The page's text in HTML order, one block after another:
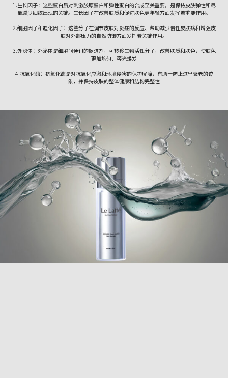
1.生长因子：这些蛋白质对刺激胶原蛋白和弹性蛋白的合成至关重要，是保持皮肤弹性和尽
量减少细纹出现的关键。生长因子在改善肤质和促进肤色更年轻方面发挥着重要作用。
2.细胞因子和趋化因子：这些分子在调节皮肤对炎症的反应、帮助减少慢性皮肤病和增强皮
肤对外部压力的自然防御方面发挥着关键作用。
3.外泌体：外泌体是细胞间通讯的促进剂，可转移生物活性分子，改善肤质和肤色，使肤色
更加均匀、容光焕发
4.抗氧化酶：抗氧化酶是对抗氧化应激和环境侵害的保护屏障，有助于防止过早衰老的迹
象，并保持皮肤的整体健康和结构完整性